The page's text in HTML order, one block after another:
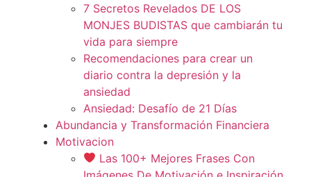
7 Secretos Revelados DE LOS
MONJES BUDISTAS que cambiarán tu
vida para siempre
Recomendaciones para crear un
diario contra la depresión y la
ansiedad
Ansiedad: Desafío de 21 Días
Abundancia y Transformación Financiera
Motivacion
Las 100+ Mejores Frases Con